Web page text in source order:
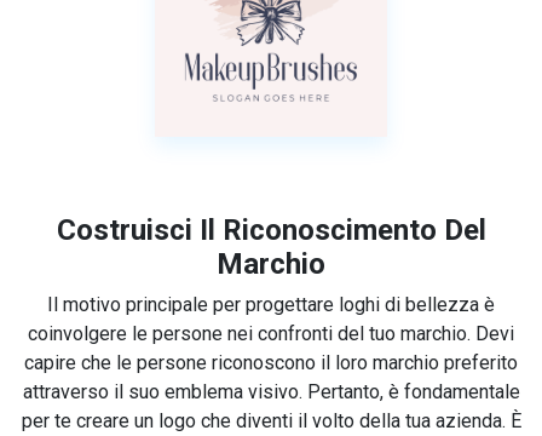
Costruisci Il Riconoscimento Del
Marchio
Il motivo principale per progettare loghi di bellezza è
coinvolgere le persone nei confronti del tuo marchio. Devi
capire che le persone riconoscono il loro marchio preferito
attraverso il suo emblema visivo. Pertanto, è fondamentale
per te creare un logo che diventi il volto della tua azienda. È